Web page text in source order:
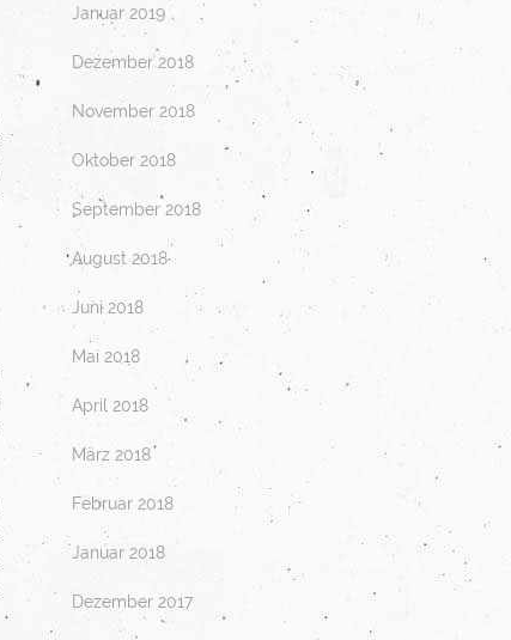
Januar 2019
Dezember 2018
November 2018
Oktober 2018
September 2018
August 2018
Juni 2018
Mai 2018
April 2018
März 2018
Februar 2018
Januar 2018
Dezember 2017